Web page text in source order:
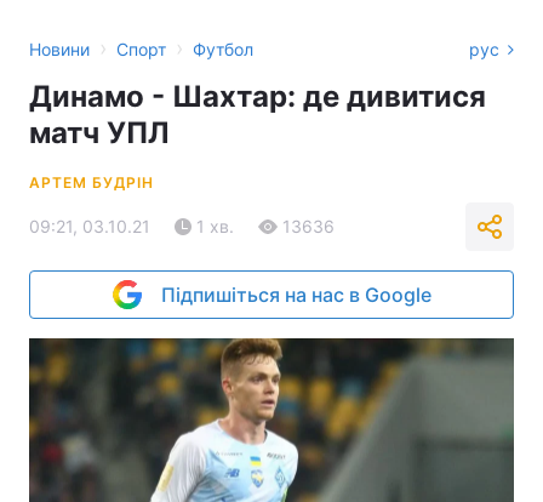
Новини › Спорт › Футбол рус
Динамо - Шахтар: де дивитися
матч УПЛ
АРТЕМ БУДРІН
09:21, 03.10.21 1 хв. 13636
Підпишіться на нас в Google